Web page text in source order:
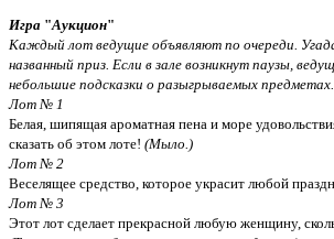
Игра "Аукцион"
Каждый лот ведущие объявляют по очереди.
названный приз. Если в зале возникнут паузы,
небольшие подсказки о разыгрываемых предметах.
Лот № 1
Белая, шипящая ароматная пена и море
сказать об этом лоте! (Мыло.)
Лот № 2
Веселящее средство, которое украсит любой
Лот № 3
Этот лот сделает прекрасной любую женщину,